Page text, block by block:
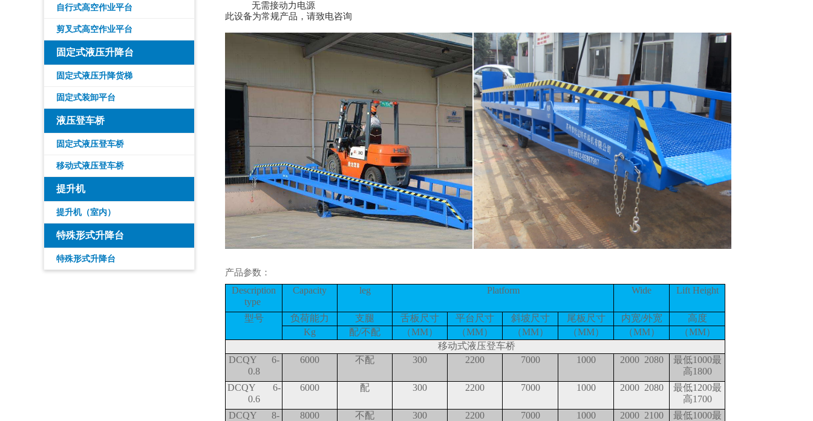
自行式高空作业平台
剪叉式高空作业平台
固定式液压升降台
固定式液压升降货梯
固定式装卸平台
液压登车桥
固定式液压登车桥
移动式液压登车桥
提升机
提升机（室内）
特殊形式升降台
特殊形式升降台
无需接动力电源
此设备为常规产品，请致电咨询
产品参数：
Description
type
Capacity leg Platform Wide Lift Height
型号 负荷能力 支腿 舌板尺寸 平台尺寸 斜坡尺寸 尾板尺寸 内宽/外宽
高度
Kg
配/不配 （MM） （MM） （MM） （MM） （MM）
（MM）
移动式液压登车桥
DCQY 6-
0.8
6000 不配 300 2200 7000 1000 2000 2080
最低1000最
高1800
DCQY 6-
0.6
6000 配 300 2200 7000 1000 2000 2080
最低1200最
高1700
DCQY 8-
8000 不配 300 2200 7000 1000 2000 2100
最低1000最